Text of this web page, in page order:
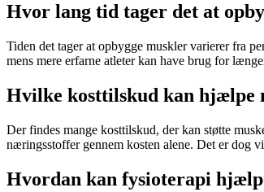
Hvor lang tid tager det at
Tiden det tager at opbygge muskler varierer fra
mens mere erfarne atleter kan have brug for
Hvilke kosttilskud kan hjælpe
Der findes mange kosttilskud, der kan støtte
næringsstoffer gennem kosten alene. Det er dog
Hvordan kan fysioterapi